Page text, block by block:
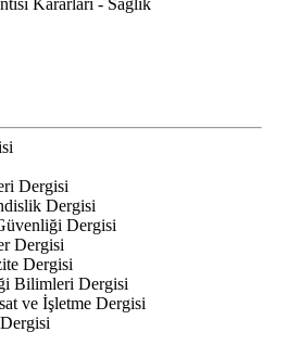
Kararları - Sağlık
Dergisi
Dergisi
Dergisi
Dergisi
Dergisi
Bilimleri Dergisi
ve İşletme Dergisi